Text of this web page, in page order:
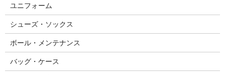
ユニフォーム
シューズ・ソックス
ボール・メンテナンス
バッグ・ケース